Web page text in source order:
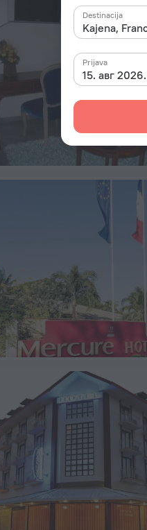
Destinacija
15. авг 2026.
Prijava